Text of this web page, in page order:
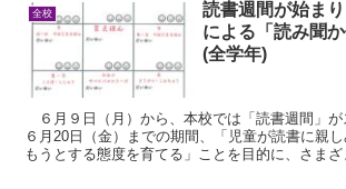
全校
読書週間が始ま
による「読み聞
(全学年)
６月９日（月）から、本校では「読書週間」が
６月20日（金）までの期間、「児童が読書に親
もうとする態度を育てる」ことを目的に、さま